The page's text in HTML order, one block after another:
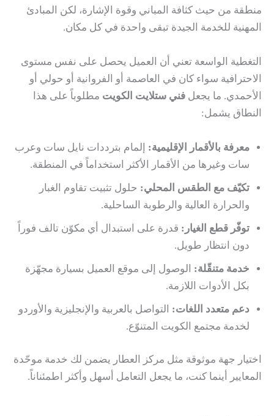
منطقة من حيث كثافة المباني وقوة الإشارة، لكن المبادئ
المهنية للخدمة الجيدة تبقى واحدة في كل مكان.
التغطية الواسعة تعني أن العميل يحصل على نفس مستوى
الاحترافية سواء كان في العاصمة أو الفروانية أو حولي أو
الأحمدي. ما يجعل فني ستلايت الكويت مطلوباً على هذا
النطاق يشمل:
معرفة بالأقمار الإقليمية: إلمام بترددات نايل سات وعرب
سات وغيرها من الأقمار الأكثر استخداماً في المنطقة.
تكيّف مع الطقس المحلي: حلول تثبيت تقاوم الغبار
والحرارة العالية والرطوبة الساحلية.
توفّر قطع الغيار: قدرة على استبدال أي مكوّن تالف فوراً
دون انتظار طويل.
خدمة متنقّلة: الوصول إلى موقع العميل بسيارة مجهّزة
بكل الأدوات اللازمة.
دعم متعدد اللغات: التواصل بالعربية والإنجليزية والأوردو
لخدمة مجتمع الكويت المتنوّع.
اختيار جهة موثوقة مثل مركز العطار يضمن لك خدمة موحّدة
المعايير أينما كنت، ما يجعل التعامل أسهل وأكثر اطمئناناً.